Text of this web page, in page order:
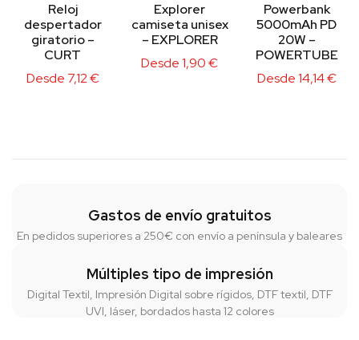
Reloj
despertador
giratorio –
CURT
Desde 7,12€
Explorer
camiseta unisex
– EXPLORER
Desde1,90€
Powerbank
5000mAh PD
20W –
POWERTUBE
Desde14,14€
Gastos de envío gratuitos
En pedidos superiores a 250€ con envío a península y baleares
Múltiples tipo de impresión
Digital Textil, Impresión Digital sobre rígidos, DTF textil, DTF
UVI, láser, bordados hasta 12 colores